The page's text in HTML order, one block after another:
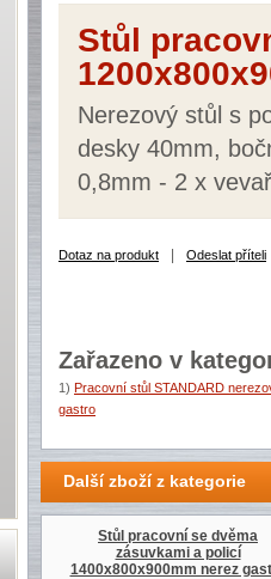
Stůl
Nerezový stůl s
desky 40mm,
0,8mm - 2 x
Dotaz na produkt Odeslat příteli
Zařazeno v
1) Pracovní stůl STANDARD
gastro
Další zboží z kategorie
Stůl pracovní se dvěma
zásuvkami a policí
1400x800x900mm nerez